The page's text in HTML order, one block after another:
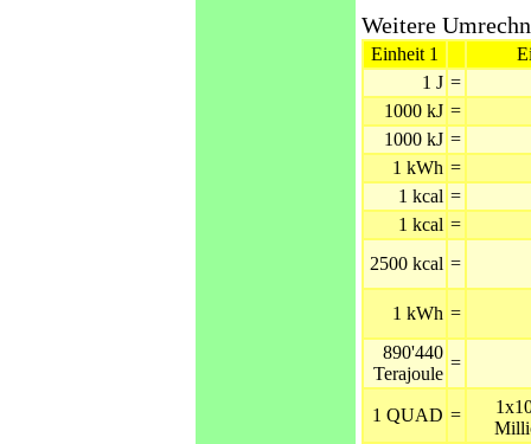
Weitere
Einheit 1
1 J =
1000 kJ =
1000 kJ =
1 kWh =
1 kcal =
1 kcal =
2500 kcal =
1 kWh =
890'440
Terajoule
=
1 QUAD =